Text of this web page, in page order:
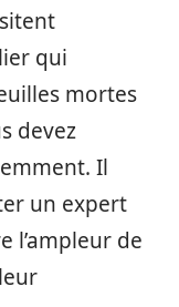
qui
mortes
devez
Il
un expert
l’ampleur de